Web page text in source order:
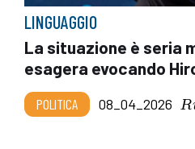
LINGUAGGIO
La situazione è seria
esagera evocando
POLITICA 08_04_2026